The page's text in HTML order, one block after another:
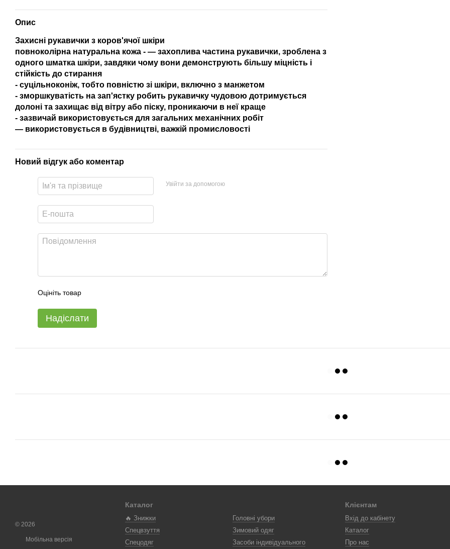
Опис
Захисні рукавички з коров'ячої шкіри
повноколірна натуральна кожа - — захоплива частина рукавички, зроблена з
одного шматка шкіри, завдяки чому вони демонструють більшу міцність і
стійкість до стирання
- суцільноконіж, тобто повністю зі шкіри, включно з манжетом
- зморшкуватість на зап'ястку робить рукавичку чудовою дотримується
долоні та захищає від вітру або піску, проникаючи в неї краще
- зазвичай використовується для загальних механічних робіт
— використовується в будівництві, важкій промисловості
Новий відгук або коментар
Увійти за допомогою
Оцініть товар
Надіслати
© 2026
Мобільна версія
Каталог
🔥 Знижки
Спецвзуття
Спецодяг
Головні убори
Зимовий одяг
Засоби індивідуального
Клієнтам
Вхід до кабінету
Каталог
Про нас